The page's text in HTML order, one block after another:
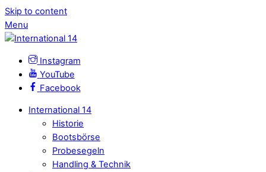
Skip to content
Menu
Instagram
YouTube
Facebook
International 14
Historie
Bootsbörse
Probesegeln
Handling & Technik